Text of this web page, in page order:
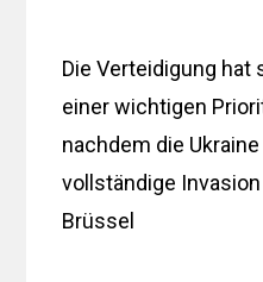
Die Verteidigung hat
einer wichtigen
nachdem die
vollständige
Brüssel